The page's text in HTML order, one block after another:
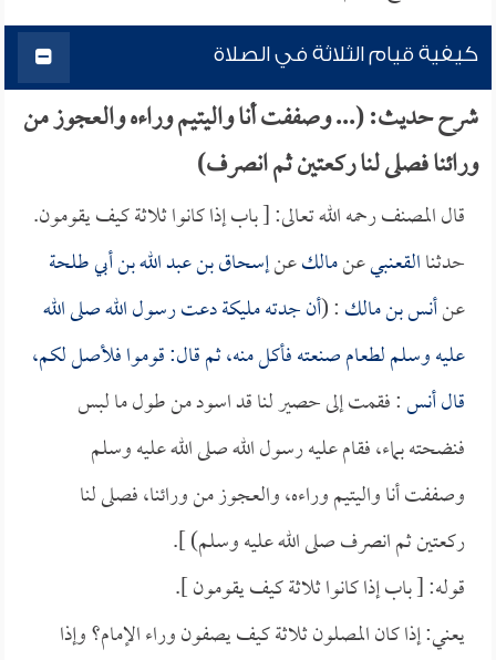
كيفية قيام الثلاثة في الصلاة
شرح حديث: (... وصففت أنا واليتيم وراءه والعجوز من
ورائنا فصلى لنا ركعتين ثم انصرف)
قال المصنف رحمه الله تعالى: [ باب إذا كانوا ثلاثة كيف يقومون.
حدثناالقعنبيعنمالكعنإسحاق بن عبد الله بن أبي طلحة
عنأنس بن مالك: (أن جدتهمليكةدعت رسول الله صلى الله
عليه وسلم لطعام صنعته فأكل منه، ثم قال: قوموا فلأصل لكم،
قالأنس: فقمت إلى حصير لنا قد اسود من طول ما لبس
فنضحته بماء، فقام عليه رسول الله صلى الله عليه وسلم
وصففت أنا واليتيم وراءه، والعجوز من ورائنا، فصلى لنا
ركعتين ثم انصرف صلى الله عليه وسلم) ].
قوله: [ باب إذا كانوا ثلاثة كيف يقومون ].
يعني: إذا كان المصلون ثلاثة كيف يصفون وراء الإمام؟ وإذا